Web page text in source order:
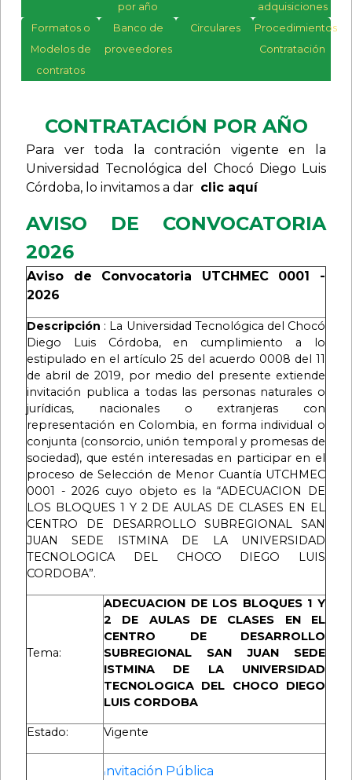
por año
adquisiciones
Formatos o
Modelos de
contratos
Banco de
proveedores
Circulares
Procedimientos
Contratación
CONTRATACIÓN POR AÑO
Para ver toda la contración vigente en la
Universidad Tecnológica del Chocó Diego Luis
Córdoba, lo invitamos a dar clic aquí
AVISO DE CONVOCATORIA
2026
Aviso de Convocatoria UTCHMEC 0001 -
2026
Descripción : La Universidad Tecnológica del Chocó
Diego Luis Córdoba, en cumplimiento a lo
estipulado en el artículo 25 del acuerdo 0008 del 11
de abril de 2019, por medio del presente extiende
invitación publica a todas las personas naturales o
jurídicas, nacionales o extranjeras con
representación en Colombia, en forma individual o
conjunta (consorcio, unión temporal y promesas de
sociedad), que estén interesadas en participar en el
proceso de Selección de Menor Cuantía UTCHMEC
0001 - 2026 cuyo objeto es la “ADECUACION DE
LOS BLOQUES 1 Y 2 DE AULAS DE CLASES EN EL
CENTRO DE DESARROLLO SUBREGIONAL SAN
JUAN SEDE ISTMINA DE LA UNIVERSIDAD
TECNOLOGICA DEL CHOCO DIEGO LUIS
CORDOBA”.
Tema:
ADECUACION DE LOS BLOQUES 1 Y
2 DE AULAS DE CLASES EN EL
CENTRO DE DESARROLLO
SUBREGIONAL SAN JUAN SEDE
ISTMINA DE LA UNIVERSIDAD
TECNOLOGICA DEL CHOCO DIEGO
LUIS CORDOBA
Estado: Vigente
I nvitación Pública